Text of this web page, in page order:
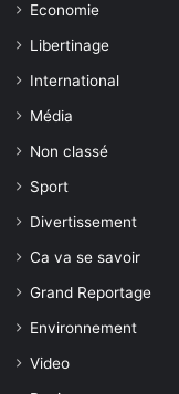
Economie
Libertinage
International
Média
Non classé
Sport
Divertissement
Ca va se savoir
Grand Reportage
Environnement
Video